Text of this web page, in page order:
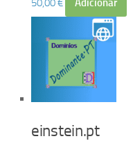
50,00€ Adicionar
einstein.pt